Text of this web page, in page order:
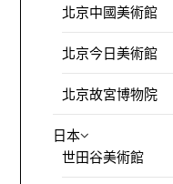
北京中國美術館
北京今日美術館
北京故宮博物院
日本
世田谷美術館